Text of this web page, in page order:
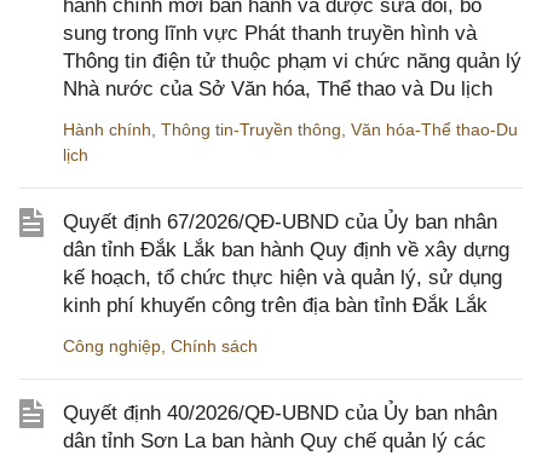
hành chính mới ban hành và được sửa đổi, bổ
sung trong lĩnh vực Phát thanh truyền hình và
Thông tin điện tử thuộc phạm vi chức năng quản lý
Nhà nước của Sở Văn hóa, Thể thao và Du lịch
Hành chính Thông tin-Truyền thông Văn hóa-Thể thao-Du
lịch
Quyết định 67/2026/QĐ-UBND của Ủy ban nhân
dân tỉnh Đắk Lắk ban hành Quy định về xây dựng
kế hoạch, tổ chức thực hiện và quản lý, sử dụng
kinh phí khuyến công trên địa bàn tỉnh Đắk Lắk
Công nghiệp Chính sách
Quyết định 40/2026/QĐ-UBND của Ủy ban nhân
dân tỉnh Sơn La ban hành Quy chế quản lý các